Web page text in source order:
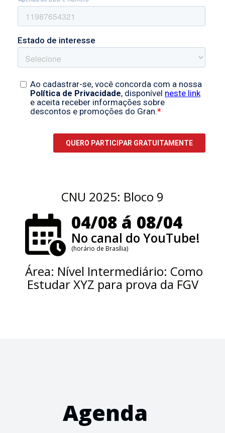
CNU 2025: Bloco 9
04/08 á 08/04
No canal do YouTube!
(horário de Brasília)
Área: Nível Intermediário: Como
Estudar XYZ para prova da FGV
Agenda